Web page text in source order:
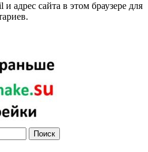
адрес сайта в этом браузере для